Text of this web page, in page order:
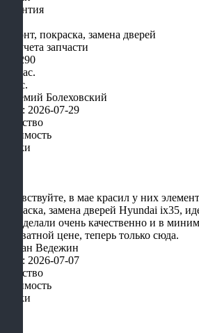
Гарантия
Ремонт, покраска, замена дверей
Без учета запчасти
от 1290
1-3 час.
2 мес.
Артемий Болеховский
Дата: 2026-07-29
Качество
Стоимость
Сроки
Здравствуйте, в мае красил у них
покраска, замена дверей Hyundai ix35,
все сделали очень качественно и в
адекватной цене, теперь только сюда.
Богдан Ведежин
Дата: 2026-07-07
Качество
Стоимость
Сроки